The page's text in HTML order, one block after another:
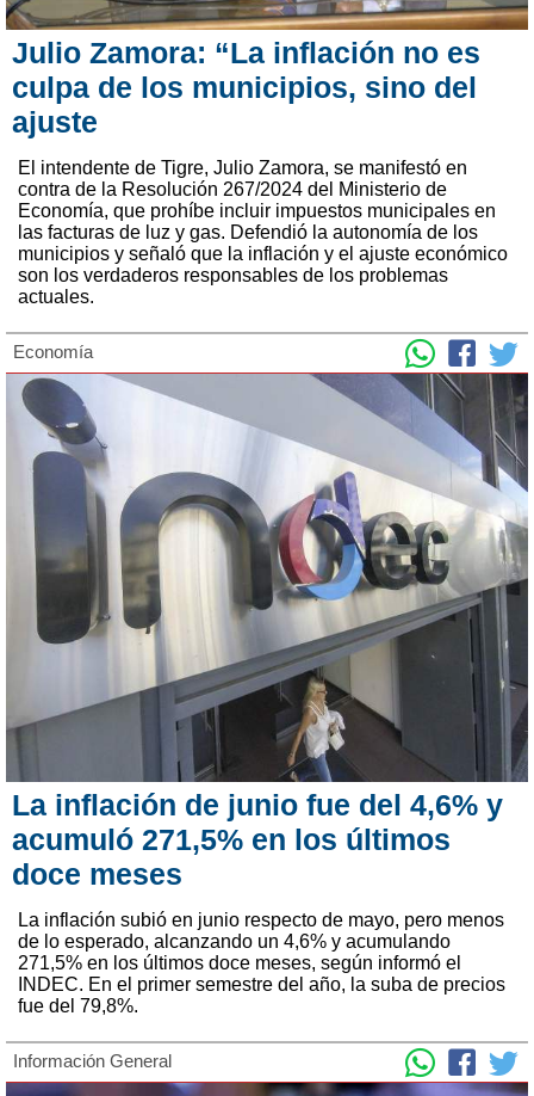
Julio Zamora: “La inflación no es
culpa de los municipios, sino del
ajuste
El intendente de Tigre, Julio Zamora, se manifestó en
contra de la Resolución 267/2024 del Ministerio de
Economía, que prohíbe incluir impuestos municipales en
las facturas de luz y gas. Defendió la autonomía de los
municipios y señaló que la inflación y el ajuste económico
son los verdaderos responsables de los problemas
actuales.
Economía
La inflación de junio fue del 4,6% y
acumuló 271,5% en los últimos
doce meses
La inflación subió en junio respecto de mayo, pero menos
de lo esperado, alcanzando un 4,6% y acumulando
271,5% en los últimos doce meses, según informó el
INDEC. En el primer semestre del año, la suba de precios
fue del 79,8%.
Información General